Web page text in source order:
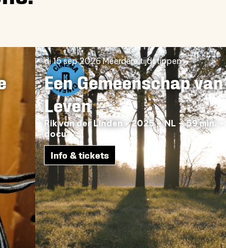
Een Gemeenschap van
Leven
Rik van der Linden - 2025 – NL – 59 min. –
docu
di 15 sep 2026Meerdere tijdstippen
Info & tickets